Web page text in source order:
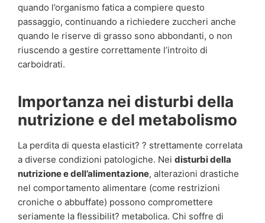
quando l’organismo fatica a compiere questo
passaggio, continuando a richiedere zuccheri anche
quando le riserve di grasso sono abbondanti, o non
riuscendo a gestire correttamente l’introito di
carboidrati.
Importanza nei disturbi della
nutrizione e del metabolismo
La perdita di questa elasticit? ? strettamente correlata
a diverse condizioni patologiche. Nei disturbi della
nutrizione e dell’alimentazione, alterazioni drastiche
nel comportamento alimentare (come restrizioni
croniche o abbuffate) possono compromettere
seriamente la flessibilit? metabolica. Chi soffre di